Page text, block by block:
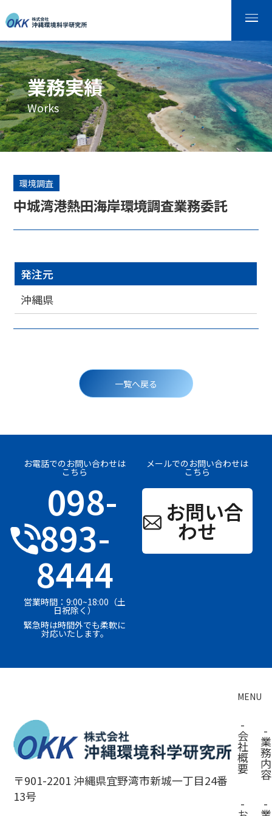
業務実績
Works
中城湾港熱田海岸環境調査業務委託
環境調査
発注元
沖縄県
ョ
一覧へ戻る
お電話でのお問い合わせは
こちら
098-
893-
8444
営業時間：9:00~18:00（土
日祝除く）
緊急時は時間外でも柔軟に
対応いたします。
メールでのお問い合わせは
こちら
お問い合
わせ
〒901-2201 沖縄県宜野湾市新城一丁目24番
13号
MENU
-
会
社
概
要
-
業
務
内
容
-
-